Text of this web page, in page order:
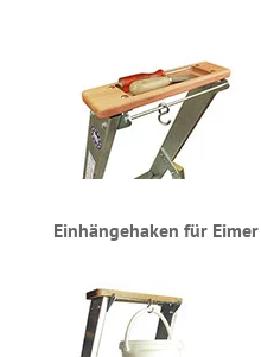
Einhängehaken für